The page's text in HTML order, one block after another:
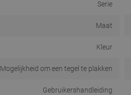
Serie
Maat
Kleur
Mogelijkheid om een tegel te plakken
Gebruikershandleiding